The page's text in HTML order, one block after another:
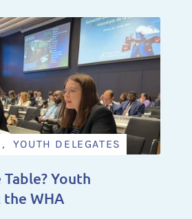
YOUTH DELEGATES
Youth
WHA